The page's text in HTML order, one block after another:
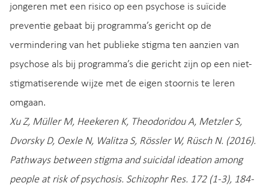
jongeren met een risico op een psychose is suïcide
preventie gebaat bij programma’s gericht op de
vermindering van het publieke stigma ten aanzien van
psychose als bij programma’s die gericht zijn op een niet-
stigmatiserende wijze met de eigen stoornis te leren
omgaan.
Xu Z, Müller M, Heekeren K, Theodoridou A, Metzler S,
Dvorsky D, Oexle N, Walitza S, Rössler W, Rüsch N. (2016).
Pathways between stigma and suicidal ideation among
people at risk of psychosis. Schizophr Res. 172 (1-3), 184-